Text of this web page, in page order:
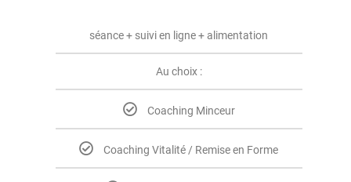
séance + suivi en ligne + alimentation
Au choix :
Coaching Minceur
Coaching Vitalité / Remise en Forme